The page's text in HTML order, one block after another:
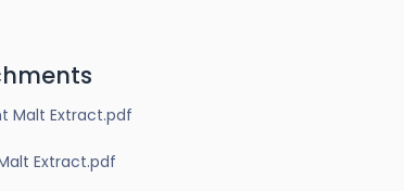
Malt Extract.pdf
Extract.pdf